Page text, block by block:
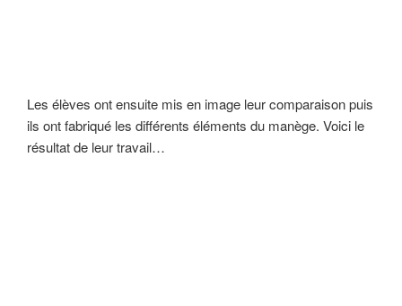
Les élèves ont ensuite mis en image leur comparaison puis
ils ont fabriqué les différents éléments du manège. Voici le
résultat de leur travail…